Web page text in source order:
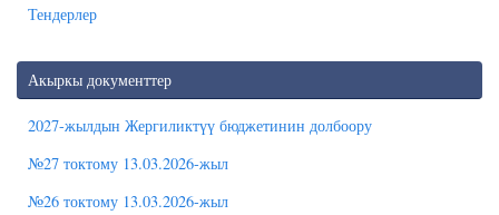
Тендерлер
Акыркы документтер
2027-жылдын Жергиликтүү бюджетинин долбоору
№27 токтому 13.03.2026-жыл
№26 токтому 13.03.2026-жыл